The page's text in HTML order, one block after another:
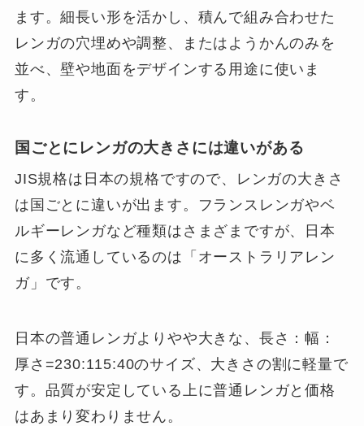
ます。細長い形を活かし、積んで組み合わせた
レンガの穴埋めや調整、またはようかんのみを
並べ、壁や地面をデザインする用途に使いま
す。
国ごとにレンガの大きさには違いがある
JIS規格は日本の規格ですので、レンガの大きさ
は国ごとに違いが出ます。フランスレンガやベ
ルギーレンガなど種類はさまざまですが、日本
に多く流通しているのは「オーストラリアレン
ガ」です。
日本の普通レンガよりやや大きな、長さ：幅：
厚さ=230:115:40のサイズ、大きさの割に軽量で
す。品質が安定している上に普通レンガと価格
はあまり変わりません。